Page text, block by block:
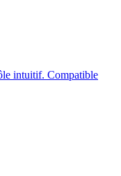
intuitif. Compatible